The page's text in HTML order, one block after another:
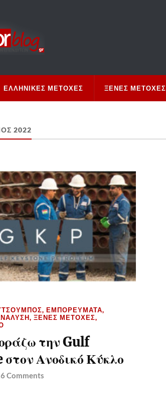
ΕΛΛΗΝΙΚΈΣ ΜΕΤΟΧΈΣ ΞΈΝΕΣ ΜΕΤΟΧΈΣ
2022
, ΕΜΠΟΡΕΎΜΑΤΑ,
, ΞΈΝΕΣ ΜΕΤΟΧΈΣ,
την Gulf
Ανοδικό Κύκλο
Comments